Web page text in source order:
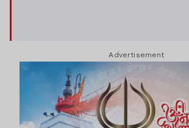
Advertisement